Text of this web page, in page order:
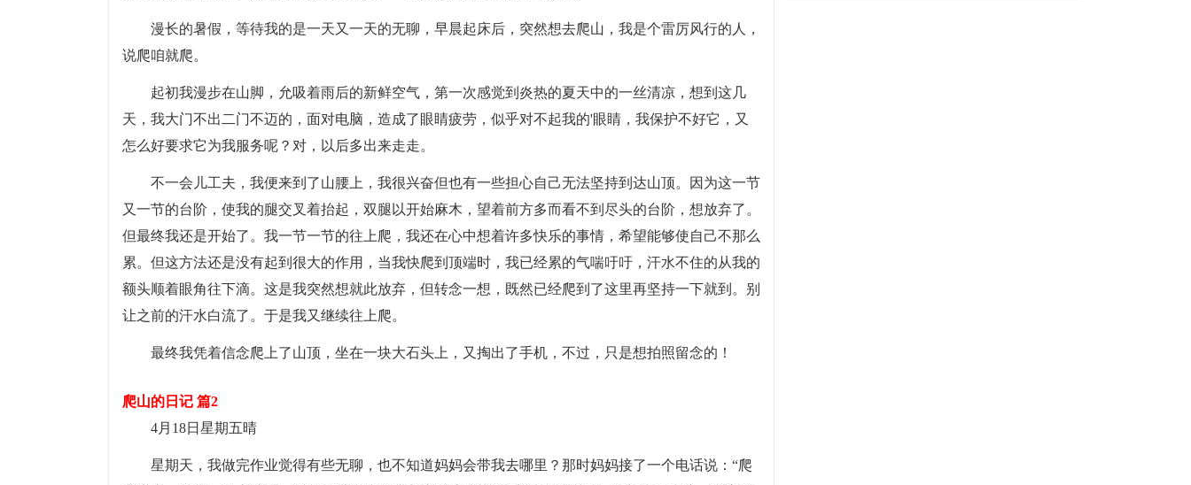
漫长的暑假，等待我的是一天又一天的无聊，早晨起床后，突然想去爬山，我是个雷厉风行的人，
说爬咱就爬。
起初我漫步在山脚，允吸着雨后的新鲜空气，第一次感觉到炎热的夏天中的一丝清凉，想到这几
天，我大门不出二门不迈的，面对电脑，造成了眼睛疲劳，似乎对不起我的'眼睛，我保护不好它，又
怎么好要求它为我服务呢？对，以后多出来走走。
不一会儿工夫，我便来到了山腰上，我很兴奋但也有一些担心自己无法坚持到达山顶。因为这一节
又一节的台阶，使我的腿交叉着抬起，双腿以开始麻木，望着前方多而看不到尽头的台阶，想放弃了。
但最终我还是开始了。我一节一节的往上爬，我还在心中想着许多快乐的事情，希望能够使自己不那么
累。但这方法还是没有起到很大的作用，当我快爬到顶端时，我已经累的气喘吁吁，汗水不住的从我的
额头顺着眼角往下滴。这是我突然想就此放弃，但转念一想，既然已经爬到了这里再坚持一下就到。别
让之前的汗水白流了。于是我又继续往上爬。
最终我凭着信念爬上了山顶，坐在一块大石头上，又掏出了手机，不过，只是想拍照留念的！
爬山的日记 篇2
4月18日星期五晴
星期天，我做完作业觉得有些无聊，也不知道妈妈会带我去哪里？那时妈妈接了一个电话说：“爬